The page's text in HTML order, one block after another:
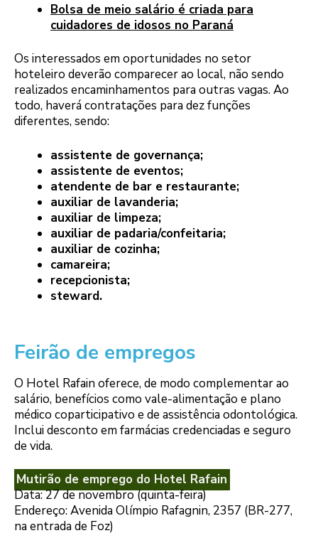
Bolsa de meio salário é criada para
cuidadores de idosos no Paraná
Os interessados em oportunidades no setor
hoteleiro deverão comparecer ao local, não sendo
realizados encaminhamentos para outras vagas. Ao
todo, haverá contratações para dez funções
diferentes, sendo:
assistente de governança;
assistente de eventos;
atendente de bar e restaurante;
auxiliar de lavanderia;
auxiliar de limpeza;
auxiliar de padaria/confeitaria;
auxiliar de cozinha;
camareira;
recepcionista;
steward.
Feirão de empregos
O Hotel Rafain oferece, de modo complementar ao
salário, benefícios como vale-alimentação e plano
médico coparticipativo e de assistência odontológica.
Inclui desconto em farmácias credenciadas e seguro
de vida.
Mutirão de emprego do Hotel Rafain
Data: 27 de novembro (quinta-feira)
Endereço: Avenida Olímpio Rafagnin, 2357 (BR-277,
na entrada de Foz)